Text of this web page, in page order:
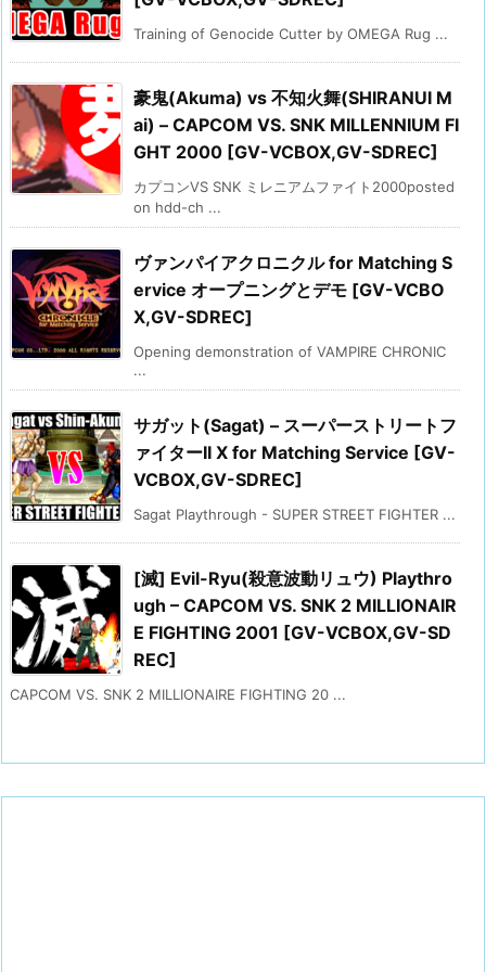
Training of Genocide Cutter by OMEGA Rug ...
豪鬼(Akuma) vs 不知火舞(SHIRANUI M
ai) – CAPCOM VS. SNK MILLENNIUM FI
GHT 2000 [GV-VCBOX,GV-SDREC]
カプコンVS SNK ミレニアムファイト2000posted
on hdd-ch ...
ヴァンパイアクロニクル for Matching S
ervice オープニングとデモ [GV-VCBO
X,GV-SDREC]
Opening demonstration of VAMPIRE CHRONIC
...
サガット(Sagat) – スーパーストリートフ
ァイターII X for Matching Service [GV-
VCBOX,GV-SDREC]
Sagat Playthrough - SUPER STREET FIGHTER ...
[滅] Evil-Ryu(殺意波動リュウ) Playthro
ugh – CAPCOM VS. SNK 2 MILLIONAIR
E FIGHTING 2001 [GV-VCBOX,GV-SD
REC]
CAPCOM VS. SNK 2 MILLIONAIRE FIGHTING 20 ...